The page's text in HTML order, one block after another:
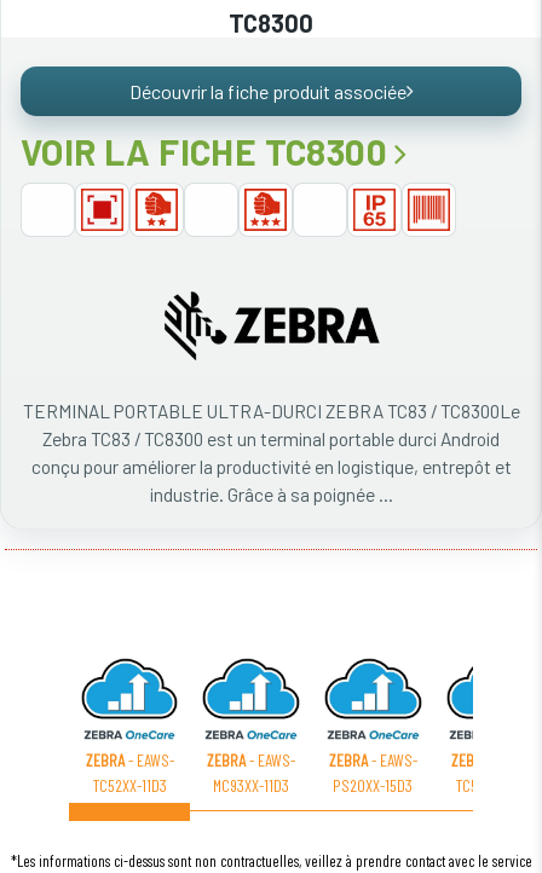
TC8300
Découvrir la fiche produit associée
VOIR LA FICHE TC8300
TERMINAL PORTABLE ULTRA-DURCI ZEBRA TC83 / TC8300Le
Zebra TC83 / TC8300 est un terminal portable durci Android
conçu pour améliorer la productivité en logistique, entrepôt et
industrie. Grâce à sa poignée ...
ZEBRA- EAWS-
TC52XX-11D3
ZEBRA- EAWS-
MC93XX-11D3
ZEBRA- EAWS-
PS20XX-15D3
ZEBRA
TC52XX-25D3
*Les informations ci-dessus sont non contractuelles, veillez à prendre contact avec le service